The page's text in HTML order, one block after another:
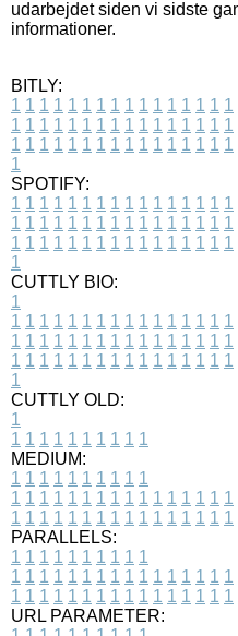
udarbejdet siden vi sidste
informationer.
BITLY:
1 1 1 1 1 1 1 1 1 1 1 1 1 1 1 1
1 1 1 1 1 1 1 1 1 1 1 1 1 1 1 1
1 1 1 1 1 1 1 1 1 1 1 1 1 1 1 1
1
SPOTIFY:
1 1 1 1 1 1 1 1 1 1 1 1 1 1 1 1
1 1 1 1 1 1 1 1 1 1 1 1 1 1 1 1
1 1 1 1 1 1 1 1 1 1 1 1 1 1 1 1
1
CUTTLY BIO:
1
1 1 1 1 1 1 1 1 1 1 1 1 1 1 1 1
1 1 1 1 1 1 1 1 1 1 1 1 1 1 1 1
1 1 1 1 1 1 1 1 1 1 1 1 1 1 1 1
1
CUTTLY OLD:
1
1 1 1 1 1 1 1 1 1 1
MEDIUM:
1 1 1 1 1 1 1 1 1 1
1 1 1 1 1 1 1 1 1 1 1 1 1 1 1 1
1 1 1 1 1 1 1 1 1 1 1 1 1 1 1 1
PARALLELS:
1 1 1 1 1 1 1 1 1 1
1 1 1 1 1 1 1 1 1 1 1 1 1 1 1 1
1 1 1 1 1 1 1 1 1 1 1 1 1 1 1 1
URL PARAMETER: